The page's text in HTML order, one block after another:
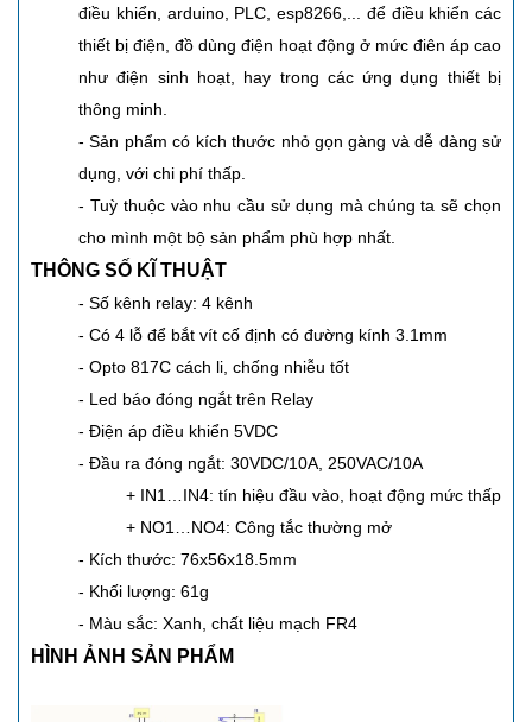
điều khiển, arduino, PLC, esp8266,... để điều khiển các
thiết bị điện, đồ dùng điện hoạt động ở mức điên áp cao
như điện sinh hoạt, hay trong các ứng dụng thiết bị
thông minh.
- Sản phẩm có kích thước nhỏ gọn gàng và dễ dàng sử
dụng, với chi phí thấp.
- Tuỳ thuộc vào nhu cầu sử dụng mà chúng ta sẽ chọn
cho mình một bộ sản phẩm phù hợp nhất.
THÔNG SỐ KĨ THUẬT
- Số kênh relay: 4 kênh
- Có 4 lỗ để bắt vít cố định có đường kính 3.1mm
- Opto 817C cách li, chống nhiễu tốt
- Led báo đóng ngắt trên Relay
- Điện áp điều khiển 5VDC
- Đầu ra đóng ngắt: 30VDC/10A, 250VAC/10A
+ IN1…IN4: tín hiệu đầu vào, hoạt động mức thấp
+ NO1…NO4: Công tắc thường mở
- Kích thước: 76x56x18.5mm
- Khối lượng: 61g
- Màu sắc: Xanh, chất liệu mạch FR4
HÌNH ẢNH SẢN PHẨM